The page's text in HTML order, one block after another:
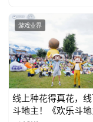
游戏业界
线上种花得真花，
斗地主！《欢乐斗地